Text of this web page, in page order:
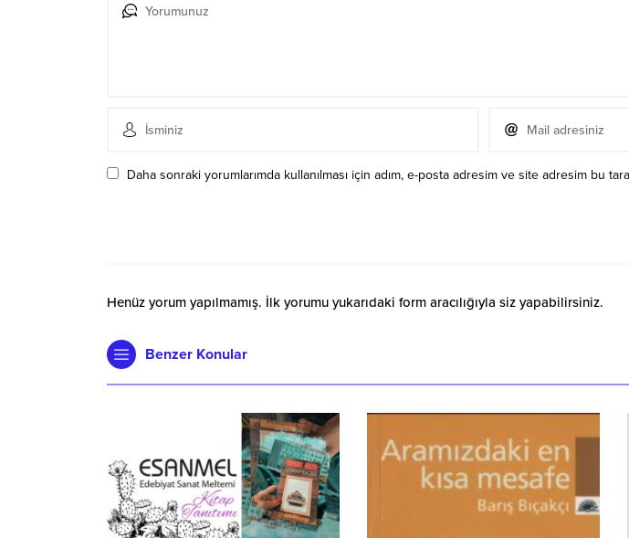
Daha sonraki yorumlarımda kullanılması için adım, e-posta adresim ve site adresim bu
Henüz yorum yapılmamış. İlk yorumu yukarıdaki form aracılığıyla siz yapabilirsiniz.
Benzer Konular